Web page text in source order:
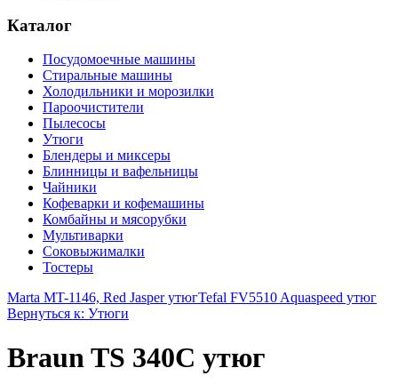
Каталог
Посудомоечные машины
Стиральные машины
Холодильники и морозилки
Пароочистители
Пылесосы
Утюги
Блендеры и миксеры
Блинницы и вафельницы
Чайники
Кофеварки и кофемашины
Комбайны и мясорубки
Мультиварки
Соковыжималки
Тостеры
Marta MT-1146, Red Jasper утюгTefal FV5510 Aquaspeed утюг
Вернуться к: Утюги
Braun TS 340С утюг